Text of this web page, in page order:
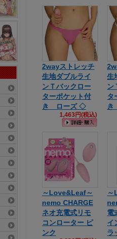
2wayストレッチ
生地ダブルライ
ンＴバックロー
ターポケット付
き ローズ ◇
1,463円(税込)
生
ン
タ
～Love&Leaf～
nemo CHARGE
ネオ充電式リモ
コンローター ピ
ンク
電
イ
ラ